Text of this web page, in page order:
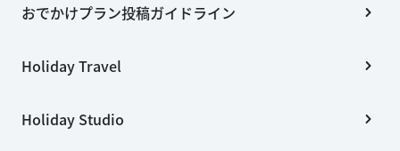
おでかけプラン投稿ガイドライン
Holiday Travel
Holiday Studio